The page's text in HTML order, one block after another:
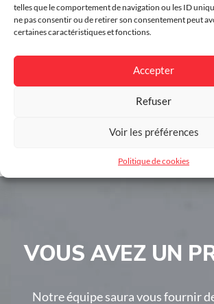
telles que le comportement de navigation ou les ID
ne pas consentir ou de retirer son consentement peut
certaines caractéristiques et fonctions.
Accepter
Refuser
Voir les préférences
Politique de cookies
Dimensions 3376 x
Abri jardin Philippe
VOUS AVEZ UN
Notre équipe saura vous fournir